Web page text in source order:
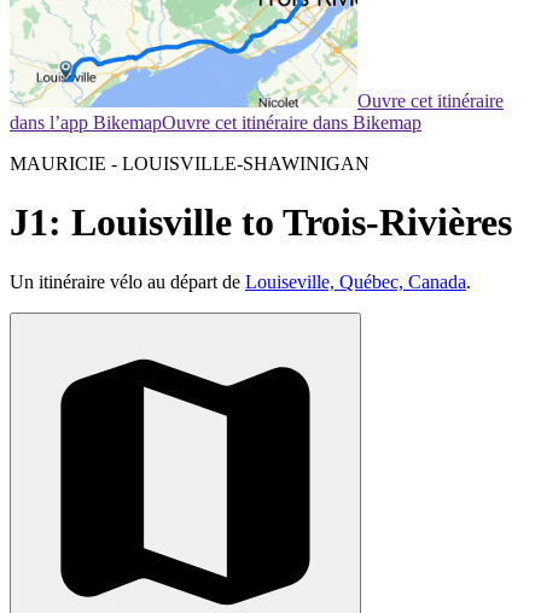
Ouvre cet itinéraire
dans l’app BikemapOuvre cet itinéraire dans Bikemap
MAURICIE - LOUISVILLE-SHAWINIGAN
J1: Louisville to Trois-Rivières
Un itinéraire vélo au départ de Louiseville, Québec, Canada.